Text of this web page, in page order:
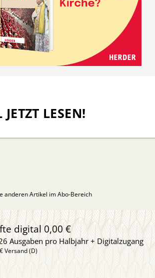
LESEN!
anderen Artikel im Abo-Bereich
digital 0,00 €
Ausgaben pro Halbjahr + Digitalzugang
Versand (D)